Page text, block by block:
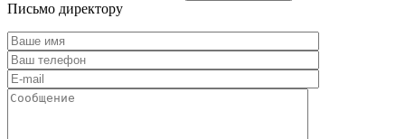
Письмо директору